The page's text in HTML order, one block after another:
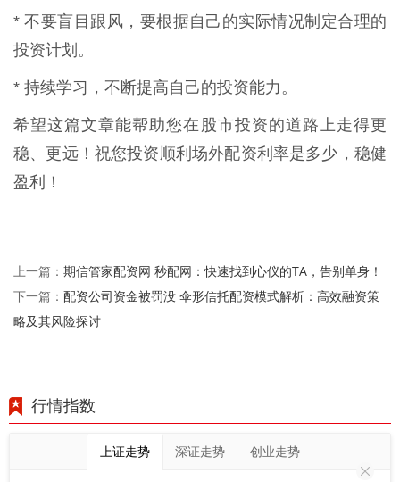
* 不要盲目跟风，要根据自己的实际情况制定合理的
投资计划。
* 持续学习，不断提高自己的投资能力。
希望这篇文章能帮助您在股市投资的道路上走得更
稳、更远！祝您投资顺利场外配资利率是多少，稳健
盈利！
上一篇： 期信管家配资网 秒配网：快速找到心仪的TA，告别单身！
下一篇： 配资公司资金被罚没 伞形信托配资模式解析：高效融资策
略及其风险探讨
行情指数
上证走势 深证走势 创业走势